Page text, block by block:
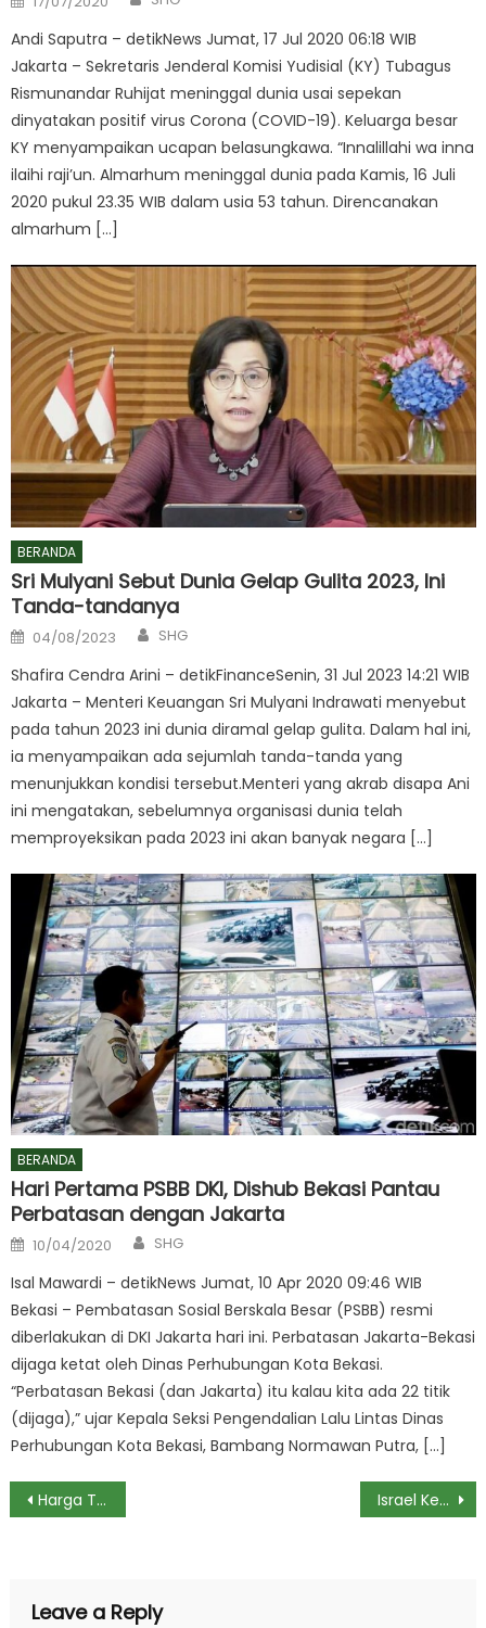
on
Andi Saputra – detikNews Jumat, 17 Jul 2020 06:18 WIB
Jakarta – Sekretaris Jenderal Komisi Yudisial (KY) Tubagus
Rismunandar Ruhijat meninggal dunia usai sepekan
dinyatakan positif virus Corona (COVID-19). Keluarga besar
KY menyampaikan ucapan belasungkawa. “Innalillahi wa inna
ilaihi raji’un. Almarhum meninggal dunia pada Kamis, 16 Juli
2020 pukul 23.35 WIB dalam usia 53 tahun. Direncanakan
almarhum […]
BERANDA
Sri Mulyani Sebut Dunia Gelap Gulita 2023, Ini
Tanda-tandanya
Posted
on
04/08/2023 Author
SHG
Shafira Cendra Arini – detikFinanceSenin, 31 Jul 2023 14:21 WIB
Jakarta – Menteri Keuangan Sri Mulyani Indrawati menyebut
pada tahun 2023 ini dunia diramal gelap gulita. Dalam hal ini,
ia menyampaikan ada sejumlah tanda-tanda yang
menunjukkan kondisi tersebut.Menteri yang akrab disapa Ani
ini mengatakan, sebelumnya organisasi dunia telah
memproyeksikan pada 2023 ini akan banyak negara […]
BERANDA
Hari Pertama PSBB DKI, Dishub Bekasi Pantau
Perbatasan dengan Jakarta
Posted
on
10/04/2020 Author
SHG
Isal Mawardi – detikNews Jumat, 10 Apr 2020 09:46 WIB
Bekasi – Pembatasan Sosial Berskala Besar (PSBB) resmi
diberlakukan di DKI Jakarta hari ini. Perbatasan Jakarta-Bekasi
dijaga ketat oleh Dinas Perhubungan Kota Bekasi.
“Perbatasan Bekasi (dan Jakarta) itu kalau kita ada 22 titik
(dijaga),” ujar Kepala Seksi Pengendalian Lalu Lintas Dinas
Perhubungan Kota Bekasi, Bambang Normawan Putra, […]
Post
Harga Tiket Pesawat RI Mahal, Bos InJourney Airports Ungkap Biang Keroknya Israel Kembali Serang Pasukan Penjaga Perdamaian PBB di Lebanon
Leave a Reply